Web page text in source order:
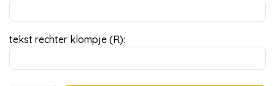
tekst rechter klompje (R):